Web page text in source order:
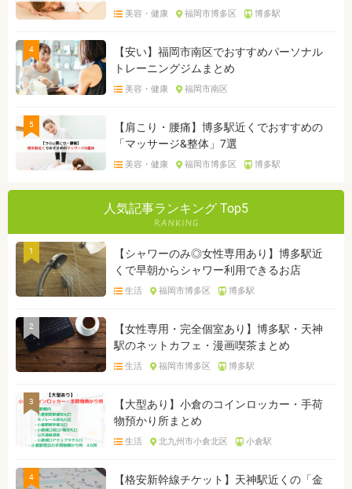
美容・健康 福岡市博多区 博多駅
4
【安い】福岡市南区でおすすめパーソナル
トレーニングジムまとめ
美容・健康 福岡市南区
5
【肩こり・腰痛】博多駅近くでおすすめの
「マッサージ&整体」7選
美容・健康 福岡市博多区 博多駅
人気記事ランキング Top5
1
【シャワーのみ◎女性専用あり】博多駅近
くで早朝からシャワー利用できるお店
生活 福岡市博多区 博多駅
2
【女性専用・完全個室あり】博多駅・天神
駅のネットカフェ・漫画喫茶まとめ
生活 福岡市博多区 博多駅
3
【大型あり】小倉のコインロッカー・手荷
物預かり所まとめ
生活 北九州市小倉北区 小倉駅
4
【格安新幹線チケット】天神駅近くの「金